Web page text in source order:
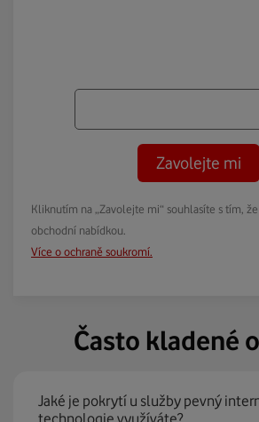
Zavolejte mi
Kliknutím na „Zavolejte mi“ souhlasíte s tím,
obchodní nabídkou.
Více o ochraně soukromí.
Často kladené
Jaké je pokrytí u služby pevný
technologie využíváte?